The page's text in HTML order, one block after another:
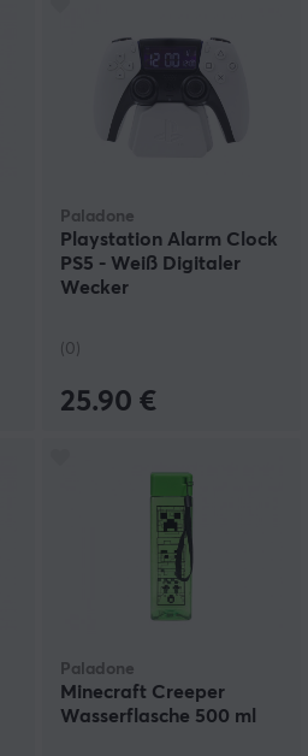
Paladone
Playstation Alarm Clock
PS5 - Weiß Digitaler
Wecker
(0)
25.90 €
Paladone
Minecraft Creeper
Wasserflasche 500 ml